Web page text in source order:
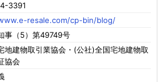
3391
resale.com/cp-bin/blog/
事（5）第49749号
地建物取引業協会・(公社)全国宅地建物取
協会